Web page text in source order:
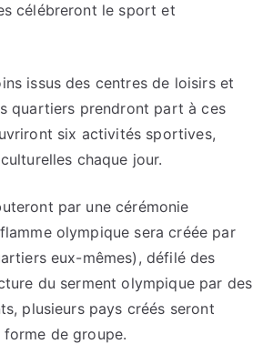
célébreront le sport et
issus des centres de loisirs et
quartiers prendront part à ces
six activités sportives,
chaque jour.
par une cérémonie
olympique sera créée par
eux-mêmes), défilé des
du serment olympique par des
plusieurs pays créés seront
forme de groupe.